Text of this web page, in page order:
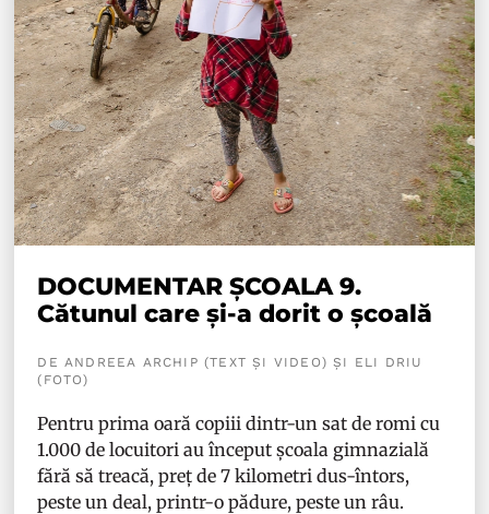
DOCUMENTAR ȘCOALA 9.
Cătunul care și-a dorit o școală
DE ANDREEA ARCHIP (TEXT ȘI VIDEO) ȘI ELI DRIU
(FOTO)
Pentru prima oară copiii dintr-un sat de romi cu
1.000 de locuitori au început școala gimnazială
fără să treacă, preț de 7 kilometri dus-întors,
peste un deal, printr-o pădure, peste un râu.